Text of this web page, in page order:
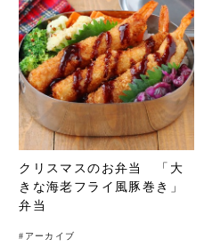
クリスマスのお弁当 「大
きな海老フライ風豚巻き」
弁当
# アーカイブ